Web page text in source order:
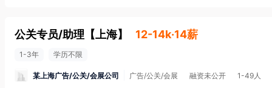
公关专员/助理 【 上海】 12-14k·14薪
1-3年 学历不限
某上海广告/公关/会展公司 广告/公关/会展 融资未公开 1-49人